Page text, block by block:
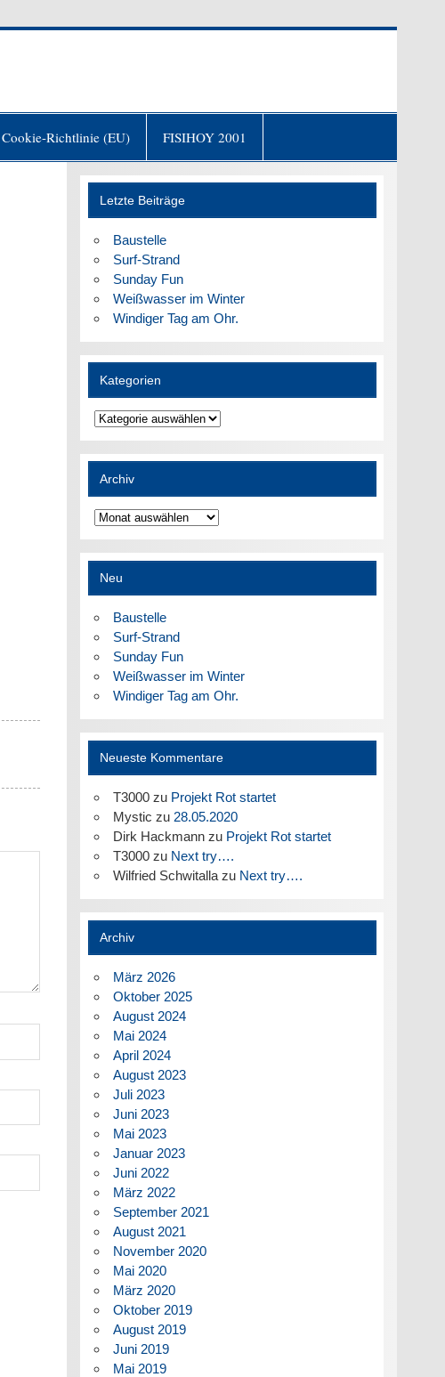
Cookie-Richtlinie (EU) FISIHOY 2001
Letzte Beiträge
Baustelle
Surf-Strand
Sunday Fun
Weißwasser im Winter
Windiger Tag am Ohr.
Kategorien
Kategorien
Archiv
Archiv
Neu
Baustelle
Surf-Strand
Sunday Fun
Weißwasser im Winter
Windiger Tag am Ohr.
Neueste Kommentare
T3000zu Projekt Rot startet
Mystic zu 28.05.2020
Dirk Hackmannzu Projekt Rot startet
T3000zu Next try….
Wilfried Schwitallazu Next try….
Archiv
März 2026
Oktober 2025
August 2024
Mai 2024
April 2024
August 2023
Juli 2023
Juni 2023
Mai 2023
Januar 2023
Juni 2022
März 2022
September 2021
August 2021
November 2020
Mai 2020
März 2020
Oktober 2019
August 2019
Juni 2019
Mai 2019